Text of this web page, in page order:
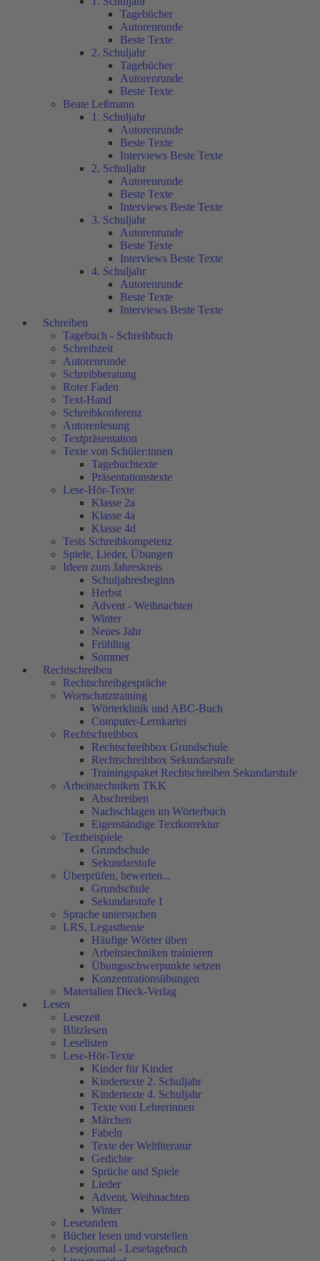
Tagebücher
Autorenrunde
Beste Texte
2. Schuljahr
Tagebücher
Autorenrunde
Beste Texte
Beate Leßmann
1. Schuljahr
Autorenrunde
Beste Texte
Interviews Beste Texte
2. Schuljahr
Autorenrunde
Beste Texte
Interviews Beste Texte
3. Schuljahr
Autorenrunde
Beste Texte
Interviews Beste Texte
4. Schuljahr
Autorenrunde
Beste Texte
Interviews Beste Texte
Schreiben
Tagebuch - Schreibbuch
Schreibzeit
Autorenrunde
Schreibberatung
Roter Faden
Text-Hand
Schreibkonferenz
Autorenlesung
Textpräsentation
Texte von Schüler:innen
Tagebuchtexte
Präsentationstexte
Lese-Hör-Texte
Klasse 2a
Klasse 4a
Klasse 4d
Tests Schreibkompetenz
Spiele, Lieder, Übungen
Ideen zum Jahreskreis
Schuljahresbeginn
Herbst
Advent - Weihnachten
Winter
Neues Jahr
Frühling
Sommer
Rechtschreiben
Rechtschreibgespräche
Wortschatztraining
Wörterklinik und ABC-Buch
Computer-Lernkartei
Rechtschreibbox
Rechtschreibbox Grundschule
Rechtschreibbox Sekundarstufe
Trainingspaket Rechtschreiben Sekundarstufe
Arbeitstechniken TKK
Abschreiben
Nachschlagen im Wörterbuch
Eigenständige Textkorrektur
Textbeispiele
Grundschule
Sekundarstufe
Überprüfen, bewerten...
Grundschule
Sekundarstufe I
Sprache untersuchen
LRS, Legasthenie
Häufige Wörter üben
Arbeitstechniken trainieren
Übungsschwerpunkte setzen
Konzentrationsübungen
Materialien Dieck-Verlag
Lesen
Lesezeit
Blitzlesen
Leselisten
Lese-Hör-Texte
Kinder für Kinder
Kindertexte 2. Schuljahr
Kindertexte 4. Schuljahr
Texte von Lehrerinnen
Märchen
Fabeln
Texte der Weltliteratur
Gedichte
Sprüche und Spiele
Lieder
Advent, Weihnachten
Winter
Lesetandem
Bücher lesen und vorstellen
Lesejournal - Lesetagebuch